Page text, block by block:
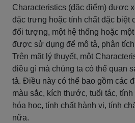
Characteristics (đặc điểm) được
đặc trưng hoặc tính chất đặc biệt
đối tượng, một hệ thống hoặc
được sử dụng để mô tả, phân
Trên mặt lý thuyết, một
điều gì mà chúng ta có thể quan
tả. Điều này có thể bao gồm các
màu sắc, kích thước, tuổi tác,
hóa học, tính chất hành vi, tính
nữa.